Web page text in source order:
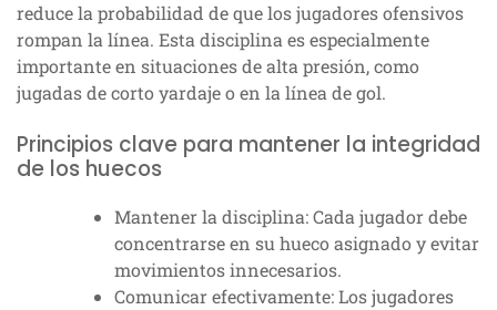
reduce la probabilidad de que los jugadores ofensivos
rompan la línea. Esta disciplina es especialmente
importante en situaciones de alta presión, como
jugadas de corto yardaje o en la línea de gol.
Principios clave para mantener la integridad
de los huecos
Mantener la disciplina: Cada jugador debe
concentrarse en su hueco asignado y evitar
movimientos innecesarios.
Comunicar efectivamente: Los jugadores